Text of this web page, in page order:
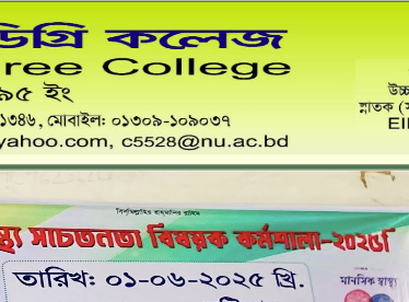
কলেজ
খ্রী:
গাজীপুর-১৩৪৬,০১৩০৯-১০৯০৩৭